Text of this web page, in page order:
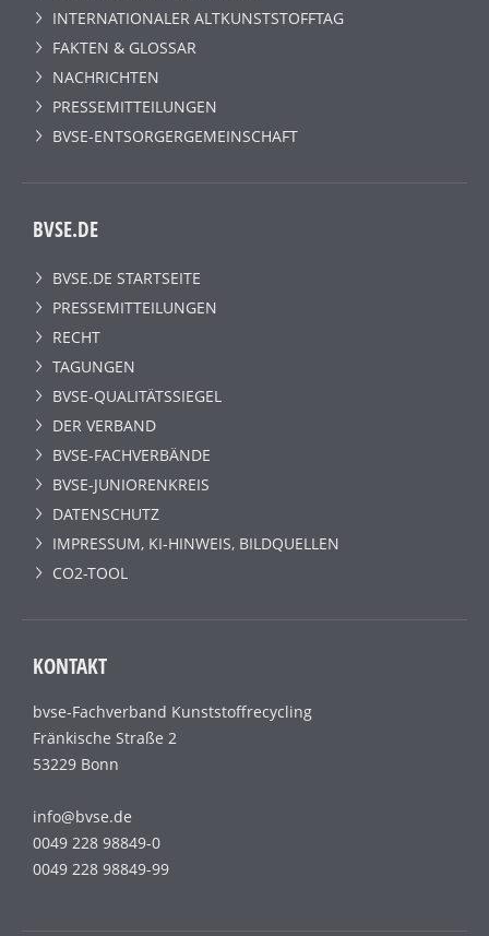
INTERNATIONALER ALTKUNSTSTOFFTAG
FAKTEN & GLOSSAR
NACHRICHTEN
PRESSEMITTEILUNGEN
BVSE-ENTSORGERGEMEINSCHAFT
BVSE.DE
BVSE.DE STARTSEITE
PRESSEMITTEILUNGEN
RECHT
TAGUNGEN
BVSE-QUALITÄTSSIEGEL
DER VERBAND
BVSE-FACHVERBÄNDE
BVSE-JUNIORENKREIS
DATENSCHUTZ
IMPRESSUM, KI-HINWEIS, BILDQUELLEN
CO2-TOOL
KONTAKT
bvse-Fachverband Kunststoffrecycling
Fränkische Straße 2
53229 Bonn
info@bvse.de
0049 228 98849-0
0049 228 98849-99